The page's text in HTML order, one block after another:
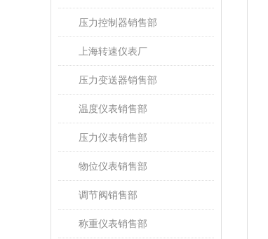
压力控制器销售部
上海转速仪表厂
压力变送器销售部
温度仪表销售部
压力仪表销售部
物位仪表销售部
调节阀销售部
称重仪表销售部